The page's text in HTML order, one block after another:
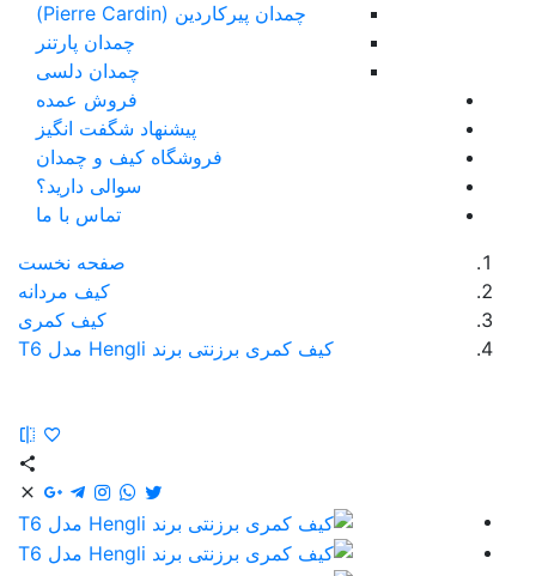
چمدان پیرکاردین (Pierre Cardin)
چمدان پارتنر
چمدان دلسی
فروش عمده
پیشنهاد شگفت انگیز
فروشگاه کیف و چمدان
سوالی دارید؟
تماس با ما
صفحه نخست
کیف مردانه
کیف کمری
کیف کمری برزنتی برند Hengli مدل T6